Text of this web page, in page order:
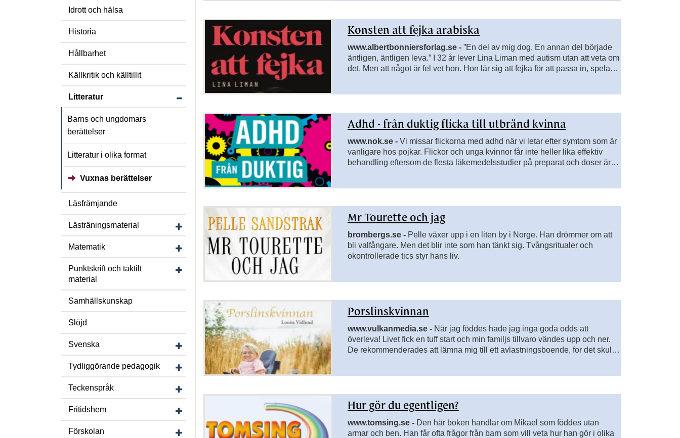
Idrott och hälsa
Historia
Hållbarhet
Källkritik och källtillit
Litteratur Visa/dölj undersidor till Litteratur
Barns och ungdomars
berättelser
Litteratur i olika format
Vuxnas berättelser
Läsfrämjande
Lästräningsmaterial Visa/dölj undersidor till Lästräningsmaterial
Matematik Visa/dölj undersidor till Matematik
Punktskrift och taktilt
material
Visa/dölj undersidor till Punktskrift och taktilt material
Samhällskunskap
Slöjd
Svenska Visa/dölj undersidor till Svenska
Tydliggörande pedagogik Visa/dölj undersidor till Tydliggörande pedagogik
Teckenspråk
Fritidshem Visa/dölj undersidor till Fritidshem
Förskolan Visa/dölj undersidor till Förskolan
Konsten att fejka arabiska
www.albertbonniersforlag.se - ”En del av mig dog. En annan del började
äntligen, äntligen leva.” I 32 år lever Lina Liman med autism utan att veta om
det. Men att något är fel vet hon. Hon lär sig att fejka för att passa in, spela
Adhd - från duktig flicka till utbränd kvinna
www.nok.se - Vi missar flickorna med adhd när vi letar efter symtom som är
vanligare hos pojkar. Flickor och unga kvinnor får inte heller lika effektiv
behandling eftersom de flesta läkemedelsstudier på preparat och doser är
Mr Tourette och jag
brombergs.se - Pelle växer upp i en liten by i Norge. Han drömmer om att
bli valfångare. Men det blir inte som han tänkt sig. Tvångsritualer och
okontrollerade tics styr hans liv.
Porslinskvinnan
www.vulkanmedia.se - När jag föddes hade jag inga goda odds att
överleva! Livet fick en tuff start och min familjs tillvaro vändes upp och ner.
De rekommenderades att lämna mig till ett avlastningsboende, for det skulle
Hur gör du egentligen?
www.tomsing.se - Den här boken handlar om Mikael som föddes utan
armar och ben. Han får ofta frågor från barn som vill veta hur han gör i olika